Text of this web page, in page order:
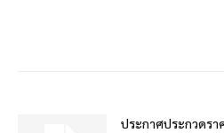
ประกาศประกวดรา